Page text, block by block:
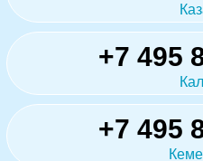
+7 495
+7 495